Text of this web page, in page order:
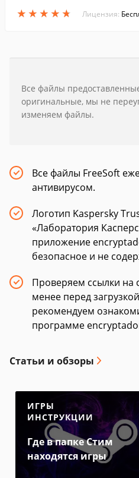
★ ★ ★ ★ ★
★ ★ ★ ★ ★ Лицензия:
Все файлы
оригинальные, мы не
изменяем файлы.
Все файлы FreeSoft
антивирусом.
Логотип Kaspersky
«Лаборатория
приложение
безопасное и не
Проверяем ссылки на
менее перед
рекомендуем
программе
Статьи и обзоры
ИГРЫ
ИНСТРУКЦИИ
Где в папке Стим
находятся игры